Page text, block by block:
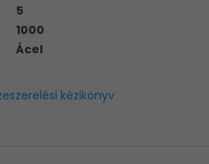
5
1000
Ácel
kézikönyv